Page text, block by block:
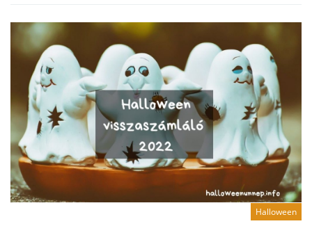
Halloween